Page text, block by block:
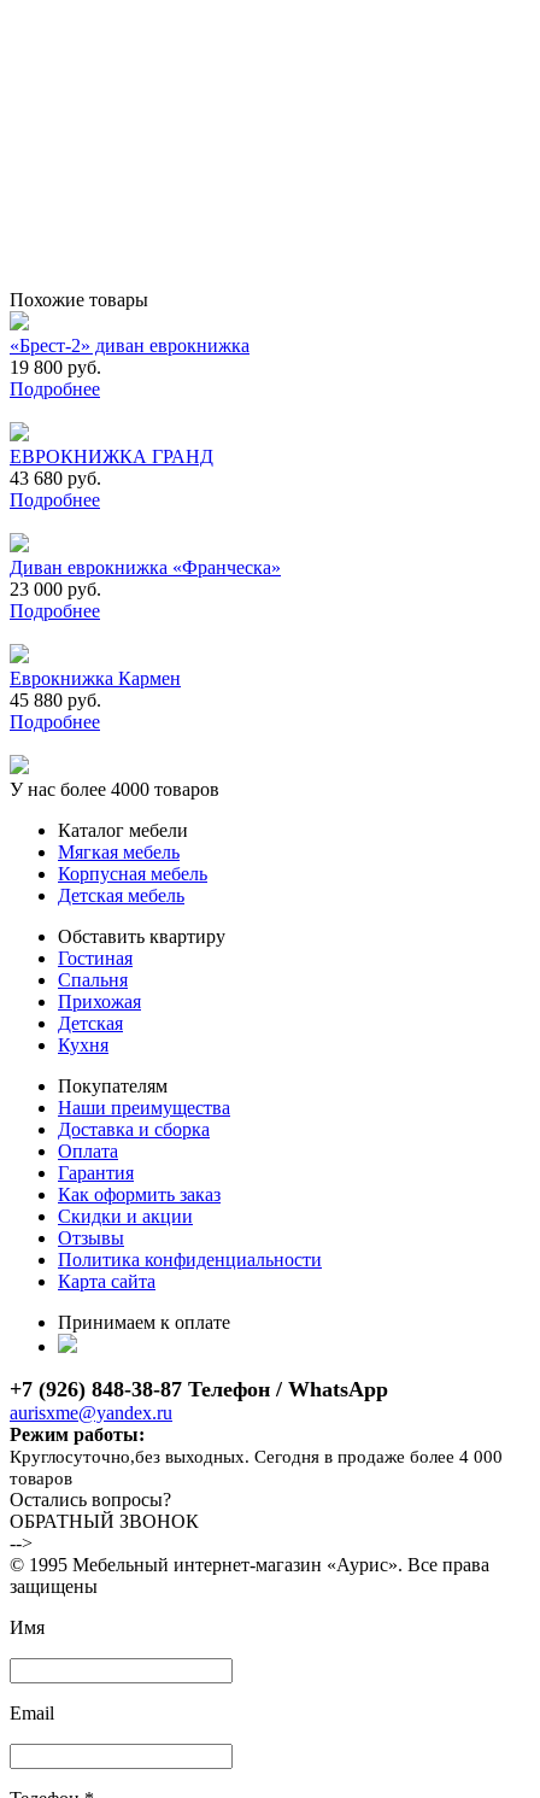
Похожие товары
«Брест-2» диван еврокнижка
19 800 руб.
Подробнее
ЕВРОКНИЖКА ГРАНД
43 680 руб.
Подробнее
Диван еврокнижка «Франческа»
23 000 руб.
Подробнее
Еврокнижка Кармен
45 880 руб.
Подробнее
У нас более 4000 товаров
Каталог мебели
Мягкая мебель
Корпусная мебель
Детская мебель
Обставить квартиру
Гостиная
Спальня
Прихожая
Детская
Кухня
Покупателям
Наши преимущества
Доставка и сборка
Оплата
Гарантия
Как оформить заказ
Скидки и акции
Отзывы
Политика конфиденциальности
Карта сайта
Принимаем к оплате
+7 (926) 848-38-87 Телефон / WhatsApp
aurisxme@yandex.ru
Режим работы:
Круглосуточно,без выходных. Сегодня в продаже более 4 000
товаров
Остались вопросы?
ОБРАТНЫЙ ЗВОНОК
-->
© 1995 Мебельный интернет-магазин «Аурис». Все права
защищены
Имя
Email